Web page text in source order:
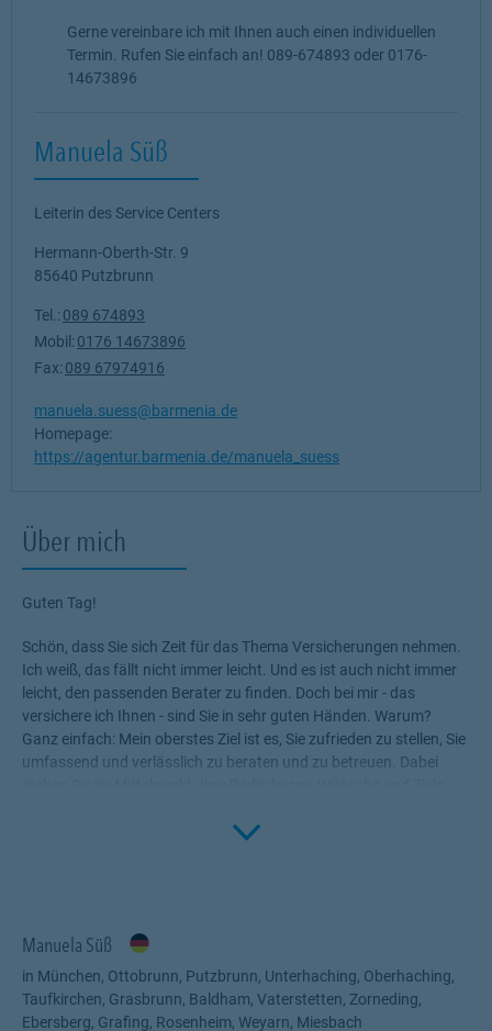
Über mich
Guten Tag!
Schön, dass Sie sich Zeit für das Thema Versicherungen nehmen.
Ich weiß, das fällt nicht immer leicht. Und es ist auch nicht immer
leicht, den passenden Berater zu finden. Doch bei mir - das
versichere ich Ihnen - sind Sie in sehr guten Händen. Warum?
Ganz einfach: Mein oberstes Ziel ist es, Sie zufrieden zu stellen, Sie
umfassend und verlässlich zu beraten und zu betreuen. Dabei
ermitteln. Versicherungen, die Ihnen die nötige Sicherheit geben,
bin immer für Sie da.
Click to
Manuela Süß
in München, Ottobrunn, Putzbrunn, Unterhaching, Oberhaching,
Taufkirchen, Grasbrunn, Baldham, Vaterstetten, Zorneding,
Ebersberg, Grafing, Rosenheim, Weyarn, Miesbach
Gerne vereinbare ich mit Ihnen auch einen individuellen
Termin. Rufen Sie einfach an! 089-674893 oder 0176-
14673896
Manuela Süß
Leiterin des Service Centers
Hermann-Oberth-Str. 9
85640 Putzbrunn
Tel.: 089 674893
Mobil: 0176 14673896
Fax: 089 67974916
manuela.suess@barmenia.de
Homepage:
https://agentur.barmenia.de/manuela_suess